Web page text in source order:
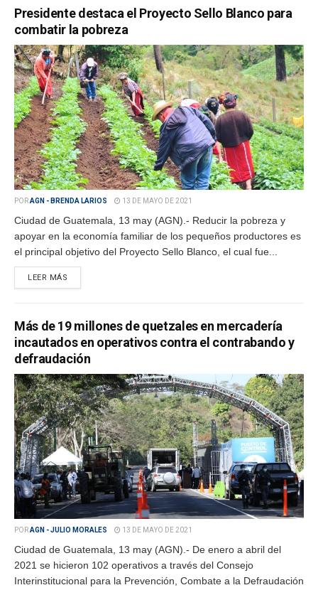
Presidente destaca el Proyecto Sello Blanco para
combatir la pobreza
PORAGN - BRENDA LARIOS 13 DE MAYO DE 2021
Ciudad de Guatemala, 13 may (AGN).- Reducir la pobreza y
apoyar en la economía familiar de los pequeños productores es
el principal objetivo del Proyecto Sello Blanco, el cual fue...
LEER MÁS
Más de 19 millones de quetzales en mercadería
incautados en operativos contra el contrabando y
defraudación
PORAGN - JULIO MORALES 13 DE MAYO DE 2021
Ciudad de Guatemala, 13 may (AGN).- De enero a abril del
2021 se hicieron 102 operativos a través del Consejo
Interinstitucional para la Prevención, Combate a la Defraudación